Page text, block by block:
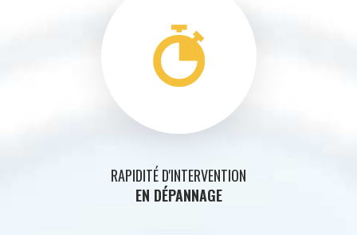
RAPIDITÉ D'INTERVENTION
EN DÉPANNAGE